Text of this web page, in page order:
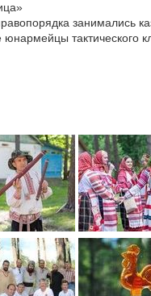
занимались
юнармейцы тактического